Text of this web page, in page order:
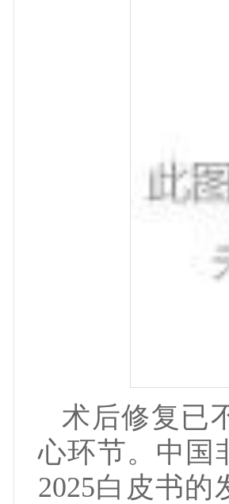
术后修复已
心环节。中国
2025白皮书